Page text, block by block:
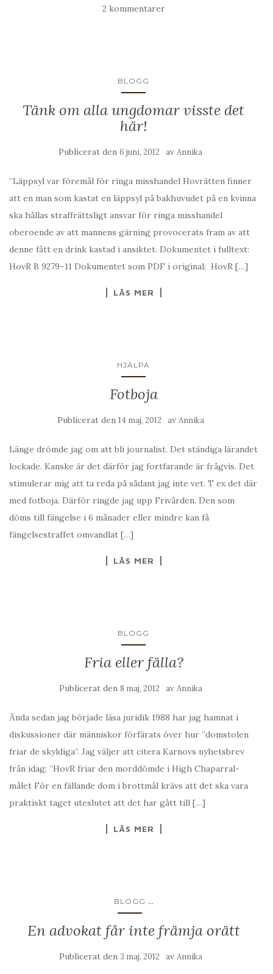
2 kommentarer
BLOGG
Tänk om alla ungdomar visste det
här!
Publicerat den 6 juni, 2012 av Annika
”Läppsyl var föremål för ringa misshandel Hovrätten finner
att en man som kastat en läppsyl på bakhuvudet på en kvinna
ska hållas straffrättsligt ansvar för ringa misshandel
oberoende av att mannens gärning provocerats fram av att
denne fått en drink kastad i ansiktet. Dokumentet i fulltext:
HovR B 9279–11 Dokumentet som PDF i original: HovR […]
LÄS MER
HJÄLPA
Fotboja
Publicerat den 14 maj, 2012 av Annika
Länge drömde jag om att bli journalist. Det ständiga lärandet
lockade. Kanske är det därför jag fortfarande är frågvis. Det
stimulerar mig att ta reda på sådant jag inte vet. T ex det där
med fotboja. Därför ringde jag upp Frivården. Den som
döms till fängelse i 6 månader eller mindre kan få
fängelsestraffet omvandlat […]
LÄS MER
BLOGG
Fria eller fälla?
Publicerat den 8 maj, 2012 av Annika
Ända sedan jag började läsa juridik 1988 har jag hamnat i
diskussioner där människor förfärats över hur ”domstolen
friar de skyldiga”. Jag väljer att citera Karnovs nyhetsbrev
från idag; ”HovR friar den morddömde i High Chaparral-
målet För en fällande dom i brottmål krävs att det ska vara
praktiskt taget uteslutet att det har gått till […]
LÄS MER
BLOGG ...
En advokat får inte främja orätt
Publicerat den 3 maj, 2012 av Annika